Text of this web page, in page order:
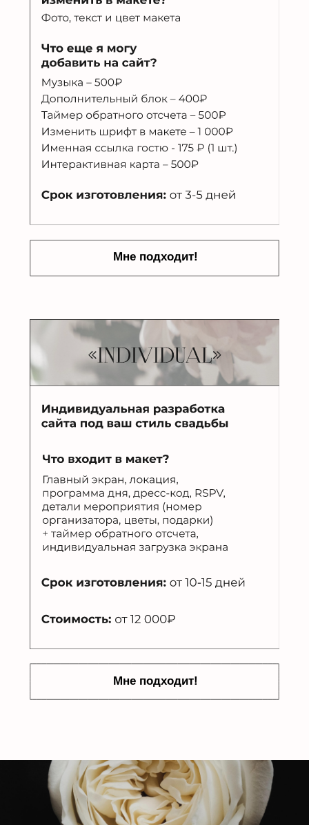
Связаться со мной:
*Meta организация признана экстремистской
Любое использование, копирование материалов
с сайта, элементов дизайна и оформления допускается